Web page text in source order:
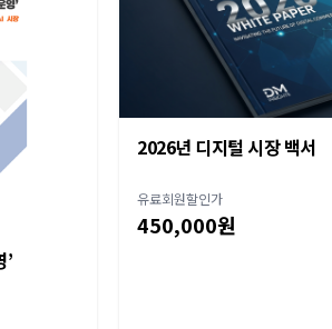
2026년 디지털 시장 백서
유료회원할인가
450,000원